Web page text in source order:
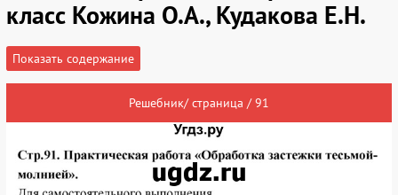
класс Кожина О.А., Кудакова Е.Н.
Показать содержание
Решебник/ страница / 91